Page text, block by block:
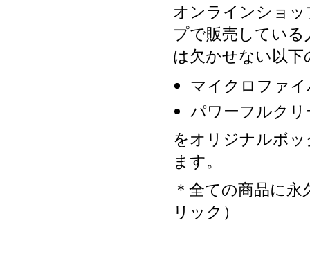
オンラインショ
プで販売してい
は欠かせない以
マイクロファ
パワーフルク
をオリジナルボ
ます。
＊全ての商品に
リック）